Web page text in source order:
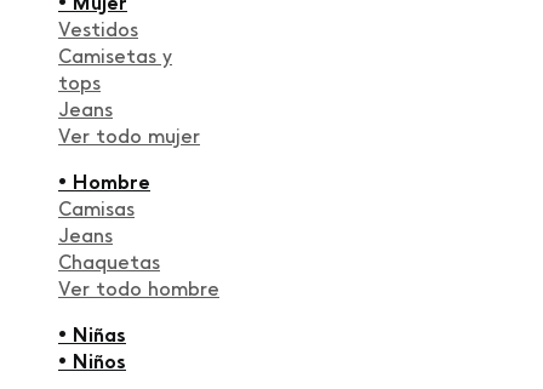
Vestidos
Camisetas y
tops
Jeans
Ver todo mujer
• Hombre
Camisas
Jeans
Chaquetas
Ver todo hombre
• Niñas
• Niños